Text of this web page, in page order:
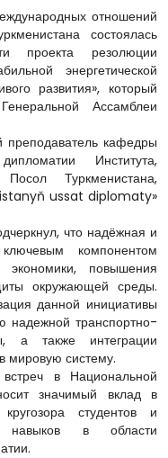
отношений
состоялась
проекта резолюции
энергетической
развития», который
Ассамблеи
преподаватель кафедры
Института,
Туркменистана,
ussat diplomaty»
что надёжная и
компонентом
экономики, повышения
окружающей среды.
данной инициативы
надежной транспортно-
а также интеграции
мировую систему.
в Национальной
значимый вклад в
кругозора студентов и
навыков в области